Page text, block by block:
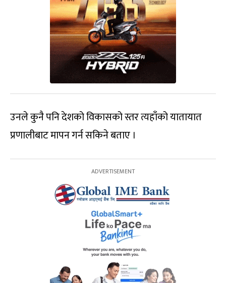
उनले कुनै पनि देशको विकासको स्तर त्यहाँको यातायात
प्रणालीबाट मापन गर्न सकिने बताए ।